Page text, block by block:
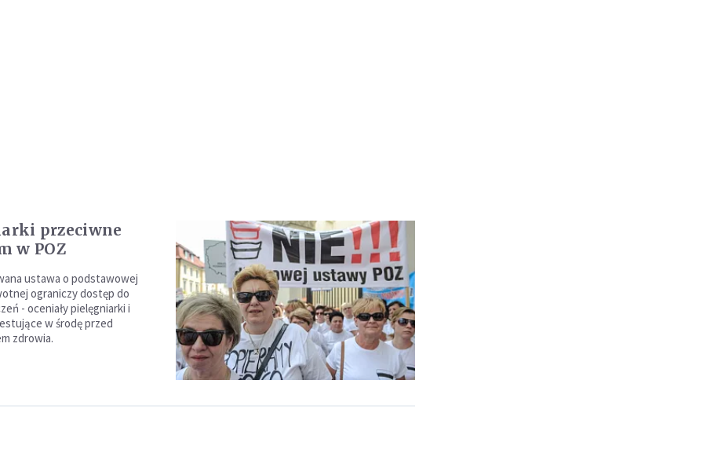
przeciwne
w POZ
ustawa o podstawowej
ograniczy dostęp do
- oceniały pielęgniarki i
w środę przed
zdrowia.